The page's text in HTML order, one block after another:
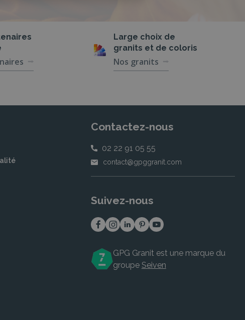
Large choix de
granits et de coloris
Nos granits
Contactez-nous
02 22 91 05 55
contact@gpggranit.com
Suivez-nous
GPG Granit est une marque du
groupe Seiven